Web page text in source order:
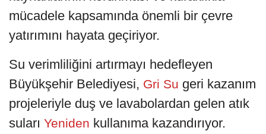
mücadele kapsamında önemli bir çevre
yatırımını hayata geçiriyor.
Su verimliliğini artırmayı hedefleyen
Büyükşehir Belediyesi, Gri Su geri kazanım
projeleriyle duş ve lavabolardan gelen atık
suları Yeniden kullanıma kazandırıyor.